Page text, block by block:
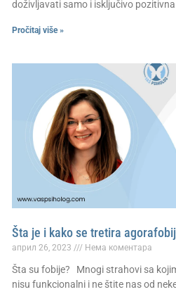
doživljavati samo i isključivo
Pročitaj više »
Šta je i kako se tretira
април 26, 2023 Нема коментара
Šta su fobije? Mnogi strahovi sa
nisu funkcionalni i ne štite nas od